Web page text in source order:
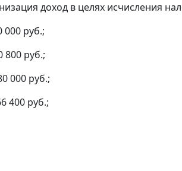
доход в целях исчисления
000 руб.;
800 руб.;
000 руб.;
400 руб.;